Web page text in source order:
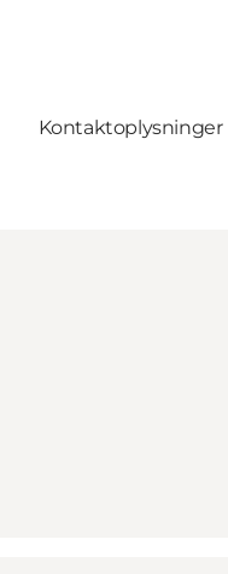
Kontaktoplysninger